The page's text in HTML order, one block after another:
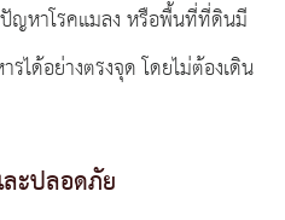
ญหาโรคแมลง หรือพื้นที่ที่ดินมี
ได้อย่างตรงจุด โดยไม่ต้องเดิน
ะปลอดภัย